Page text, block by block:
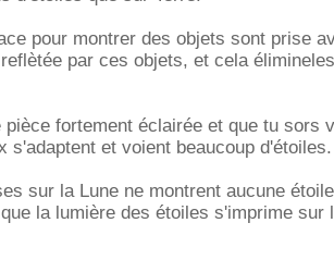
pour montrer des objets sont prise
par ces objets, et cela
fortement éclairée et que tu sors
s'adaptent et voient beaucoup d'étoiles.
sur la Lune ne montrent aucune
la lumière des étoiles s'imprime sur